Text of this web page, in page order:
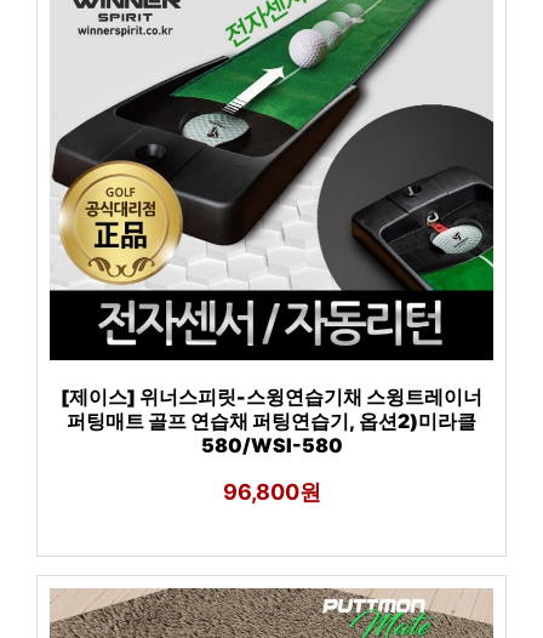
[제이스] 위너스피릿-스윙연습기채 스윙트레이너
퍼팅매트 골프 연습채 퍼팅연습기, 옵션2)미라클
580/WSI-580
96,800원